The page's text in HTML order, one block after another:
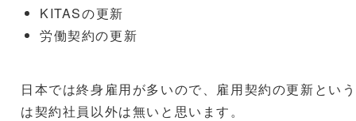
KITASの更新
労働契約の更新
日本では終身雇用が多いので、雇用契約の更新とい
は契約社員以外は無いと思います。